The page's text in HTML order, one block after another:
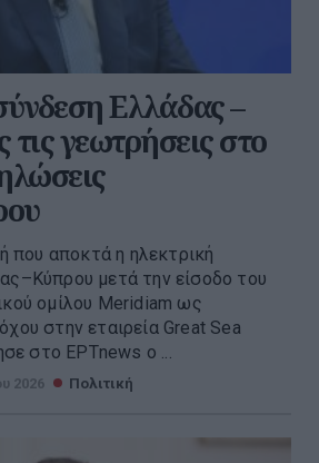
Ελλάδας –
γεωτρήσεις στο
που αποκτά η ηλεκτρική
μετά την είσοδο του
ομίλου Meridiam ως
στην εταιρεία Great Sea
στο ΕΡΤnews ο ...
2026 Πολιτική